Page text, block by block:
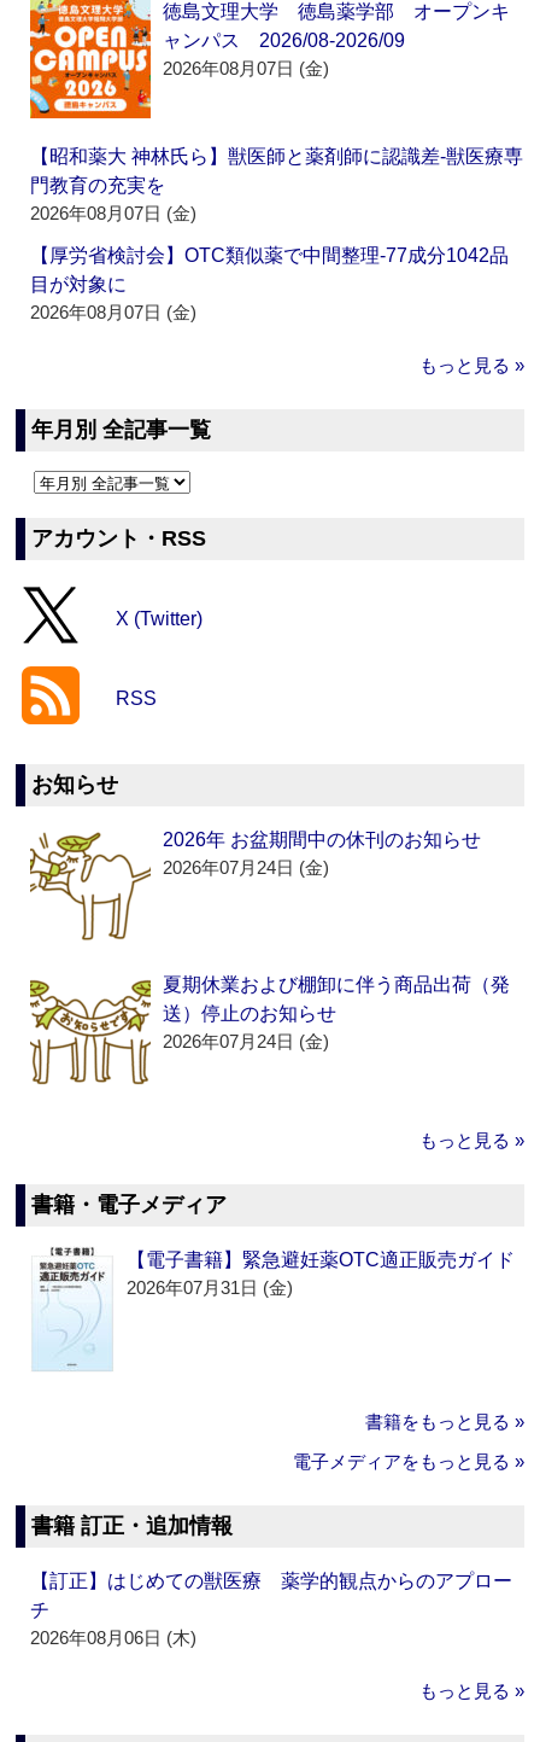
徳島文理大学 徳島薬学部 オープンキ
ャンパス 2026/08-2026/09
2026年08月07日 (金)
【昭和薬大 神林氏ら】獣医師と薬剤師に認識差‐獣医療専
門教育の充実を
2026年08月07日 (金)
【厚労省検討会】OTC類似薬で中間整理‐77成分1042品
目が対象に
2026年08月07日 (金)
もっと見る »
年月別 全記事一覧
アカウント・RSS
X (Twitter)
RSS
お知らせ
2026年 お盆期間中の休刊のお知らせ
2026年07月24日 (金)
夏期休業および棚卸に伴う商品出荷（発
送）停止のお知らせ
2026年07月24日 (金)
もっと見る »
書籍・電子メディア
【電子書籍】緊急避妊薬OTC適正販売ガイド
2026年07月31日 (金)
書籍をもっと見る »
電子メディアをもっと見る »
書籍 訂正・追加情報
【訂正】はじめての獣医療 薬学的観点からのアプロー
チ
2026年08月06日 (木)
もっと見る »